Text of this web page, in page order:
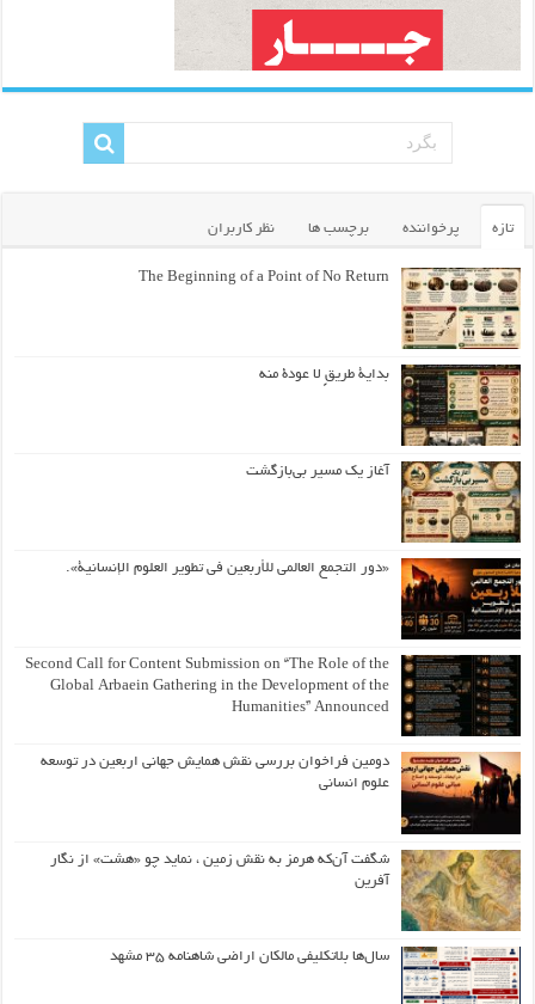
تازه پرخواننده برچسب ها نظر کاربران
The Beginning of a Point of No Return
بداية طريقٍ لا عودة منه
آغاز یک مسیر بی‌بازگشت
«دور التجمع العالمي للأربعين في تطوير العلوم الإنسانية».
Second Call for Content Submission on “The Role of the
Global Arbaein Gathering in the Development of the
Humanities” Announced
دومین فراخوان بررسی نقش همایش جهانی اربعین در توسعه
علوم انسانی
شگفت آن‌که هرمز به نقش زمین ، نماید چو «هشت» از نگار
آفرین
سال‌ها بلاتکلیفی مالکان اراضی شاهنامه ۳۵ مشهد